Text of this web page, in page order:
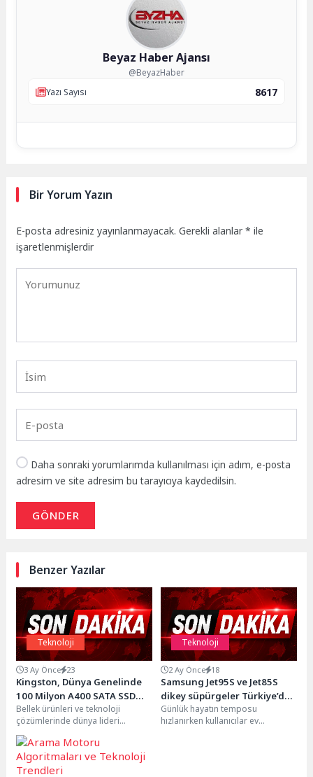
Beyaz Haber Ajansı
@BeyazHaber
Yazı Sayısı
8617
Bir Yorum Yazın
E-posta adresiniz yayınlanmayacak. Gerekli alanlar* ile
işaretlenmişlerdir
Daha sonraki yorumlarımda kullanılması için adım, e-posta
adresim ve site adresim bu tarayıcıya kaydedilsin.
GÖNDER
Benzer Yazılar
Teknoloji
3 Ay Önce 23
Kingston, Dünya Genelinde
100 Milyon A400 SATA SSD
Sevkiyatını Aştı
Bellek ürünleri ve teknoloji
çözümlerinde dünya lideri
Kingston Technology’nin flash
bellek iştiraki Kingston
Digital, Kingston A400...
Teknoloji
2 Ay Önce 18
Samsung Jet95S ve Jet85S
dikey süpürgeler Türkiye’de
satışa sunuldu
Günlük hayatın temposu
hızlanırken kullanıcılar ev